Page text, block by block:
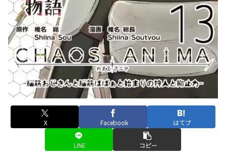
X Facebook はてブ
LINE コピー